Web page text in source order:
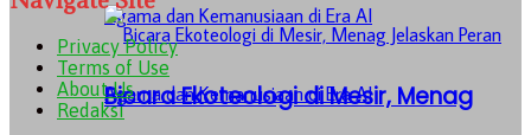
Bicara Ekoteologi di Mesir, Menag
Privacy Policy
Terms of Use
About Us
Redaksi